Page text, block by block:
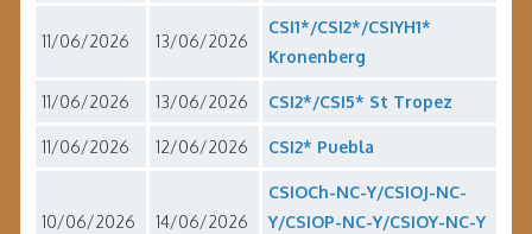
11/06/2026 13/06/2026
CSI1*/CSI2*/CSIYH1*
Kronenberg
11/06/2026 13/06/2026 CSI2*/CSI5* St Tropez
11/06/2026 12/06/2026 CSI2* Puebla
10/06/2026 14/06/2026
CSIOCh-NC-Y/CSIOJ-NC-
Y/CSIOP-NC-Y/CSIOY-NC-Y